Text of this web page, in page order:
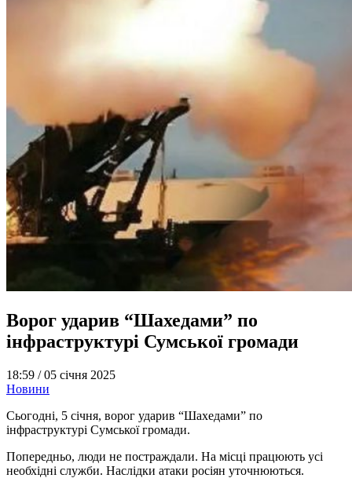
Ворог ударив “Шахедами” по
інфраструктурі Сумської громади
18:59 /05 січня 2025
Новини
Сьогодні, 5 січня, ворог ударив “Шахедами” по
інфраструктурі Сумської громади.
Попередньо, люди не постраждали. На місці працюють усі
необхідні служби. Наслідки атаки росіян уточнюються.